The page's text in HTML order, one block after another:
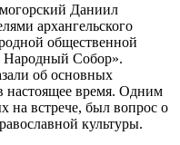
Даниил
архангельского
общественной
Народный Собор».
об основных
настоящее время. Одним
на встрече, был вопрос о
культуры.